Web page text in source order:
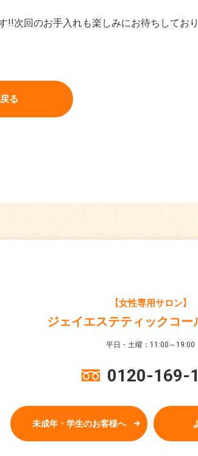
次回のお手入れも楽しみにお待ちしており
る
【女性専用サロン】
ジェイエステティックコー
平日・土曜：11:00～19:00
0120-169-
未成年・学生のお客様へ